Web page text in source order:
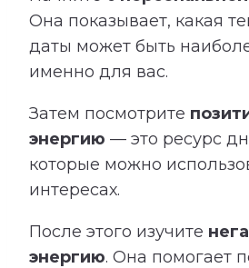
Она показывает, какая
даты может быть
именно для вас.
Затем посмотрите
энергию — это ресурс
которые можно
интересах.
После этого изучите
энергию. Она помогает